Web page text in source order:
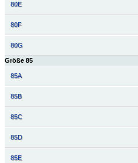
80E
80F
80G
Größe 85
85A
85B
85C
85D
85E